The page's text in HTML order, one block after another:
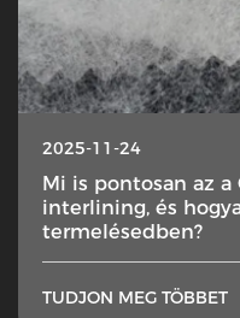
2025-11-24
Mi is pontosan az a
interlining, és
termelésedben?
TUDJON MEG TÖBBET